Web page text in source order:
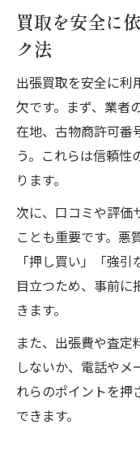
無料出張
介
め
出張買取
リサイク
び方
コツ
出張買取の危
出張買取
アポ無し
出張買取
買取を安全に
ク法
出張買取を安全に利
欠です。まず、業者
在地、古物商許可番
う。これらは信頼性
ります。
次に、口コミや評価
ことも重要です。悪
「押し買い」「強
目立つため、事前に
きます。
また、出張費や査
しないか、電話やメ
れらのポイントを押
できます。